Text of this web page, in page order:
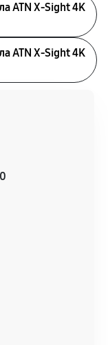
ATN X-Sight 4K
ATN X-Sight 4K